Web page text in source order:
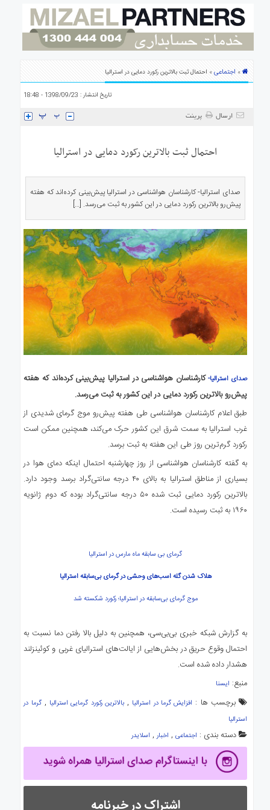
استرالیا
ارتباط» اجتماعی» احتمال ثبت بالاترین رکورد دمایی در استرالیا
تاریخ انتشار : 1398/09/23 - 18:48
ارسال پرینت
احتمال ثبت بالاترین رکورد دمایی در استرالیا
صدای استرالیا- کارشناسان هواشناسی در استرالیا پیش‌بینی کرده‌اند که هفته
پیش‌رو بالاترین رکورد دمایی در این کشور به ثبت می‌رسد. […]
صدای استرالیا-کارشناسان هواشناسی در استرالیا پیش‌بینی کرده‌اند که هفته
پیش‌رو بالاترین رکورد دمایی در این کشور به ثبت می‌رسد.
طبق اعلام کارشناسان هواشناسی طی هفته پیش‌رو موج گرمای شدیدی از
غرب استرالیا به سمت شرق این کشور حرک می‌کند، همچنین ممکن است
رکورد گرم‌ترین روز طی این هفته به ثبت برسد.
به گفته کارشناسان هواشناسی از روز چهارشنبه احتمال اینکه دمای هوا در
بسیاری از مناطق استرالیا به بالای ۴۰ درجه سانتی‌گراد برسد وجود دارد.
بالاترین رکورد دمایی ثبت شده ۵۰ درجه سانتی‌گراد بوده که دوم ژانویه
۱۹۶۰ به ثبت رسیده است.
گرمای بی سابقه ماه مارس در استرالیا
هلاک شدن گله اسب‌های وحشی در گرمای بی‌سابقه استرالیا
موج گرمای بی‌سابقه در استرالیا؛ رکورد شکسته شد
به گزارش شبکه خبری بی‌بی‌سی، همچنین به دلیل بالا رفتن دما نسبت به
احتمال وقوع حریق در بخش‌هایی از ایالت‌های استرالیای غربی و کوئینزلند
هشدار داده شده‌ است.
منبع: ایسنا
برچسب ها : افزایش گرما در استرالیا ,بالاترین رکورد گرمایی استرالیا ,گرما در
استرالیا
دسته بندی : اجتماعی, اخبار, اسلایدر
اشتراک در خبرنامه